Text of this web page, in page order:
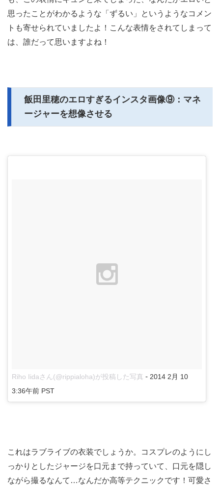
思ったことがわかるような「ずるい」というようなコメン
トも寄せられていましたよ！こんな表情をされてしまって
は、誰だって思いますよね！
飯田里穂のエロすぎるインスタ画像⑨：マネ
ージャーを想像させる
Riho Iidaさん(@rippialoha)が投稿した写真 - 2014 2月 10
3:36午前 PST
これはラブライブの衣装でしょうか。コスプレのようにし
っかりとしたジャージを口元まで持っていて、口元を隠し
ながら撮るなんて…なんだか高等テクニックです！可愛さ